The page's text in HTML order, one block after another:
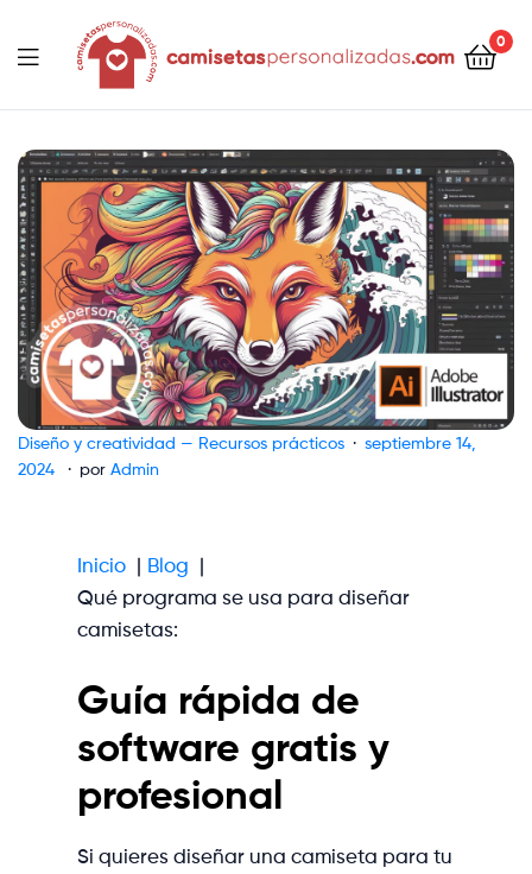
Camisetaspersonalizadas.com
0
Diseño y creatividad — Recursos prácticos
septiembre 14,
2024
por Admin
Inicio
Blog
Qué programa se usa para diseñar
camisetas:
Guía rápida de
software gratis y
profesional
Si quieres diseñar una camiseta para tu